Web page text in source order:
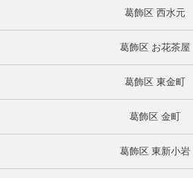
葛飾区 西水元
葛飾区 お花茶屋
葛飾区 東金町
葛飾区 金町
葛飾区 東新小岩